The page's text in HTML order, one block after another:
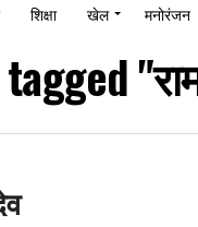
शिक्षा खेल मनोरंजन